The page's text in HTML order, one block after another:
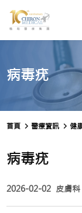
病毒疣
首頁 醫療資訊 健
病毒疣
2026-02-02 皮膚科